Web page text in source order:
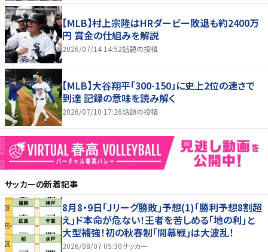
【MLB】村上宗隆はHRダービー敗退も約2400万
円 賞金の仕組みを解説
2026/07/14 14:52話題の投稿
【MLB】大谷翔平「300-150」に史上2位の速さで
到達 記録の意味を読み解く
2026/07/10 17:26話題の投稿
サッカーの新着記事
8月8・9日｢Jリーグ勝敗｣予想(1)｢勝利予想8割超
え｣ド本命が危ない！王者を苦しめる｢地の利｣と
大型補強！初の秋春制｢開幕戦｣は大波乱！
2026/08/07 05:30サッカー